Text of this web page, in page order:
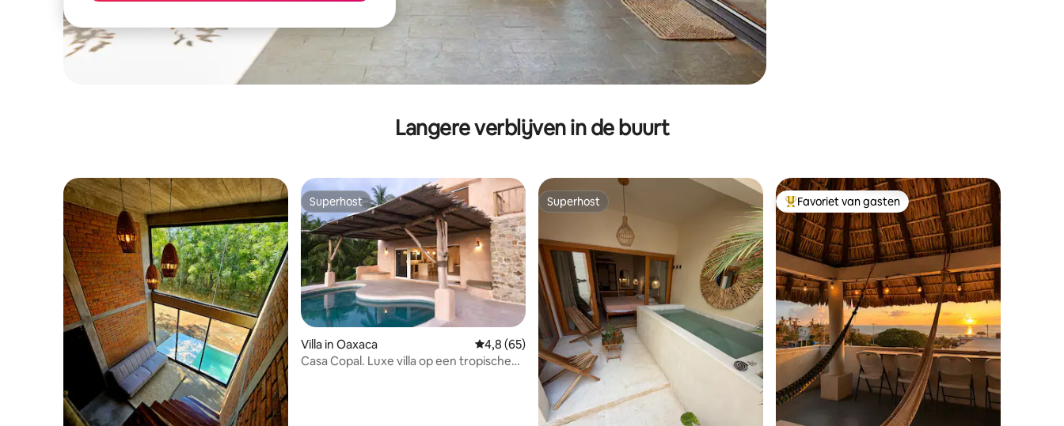
Langere verblijven in de buurt
Superhost
Superhost
Villa in Oaxaca Gemiddelde beoordeling van 4,8 op 5, 65 recensies
4,8 (65)
Casa Copal. Luxe villa op een tropische
Superhost
Superhost Topfavoriet van gasten
Favoriet van gasten